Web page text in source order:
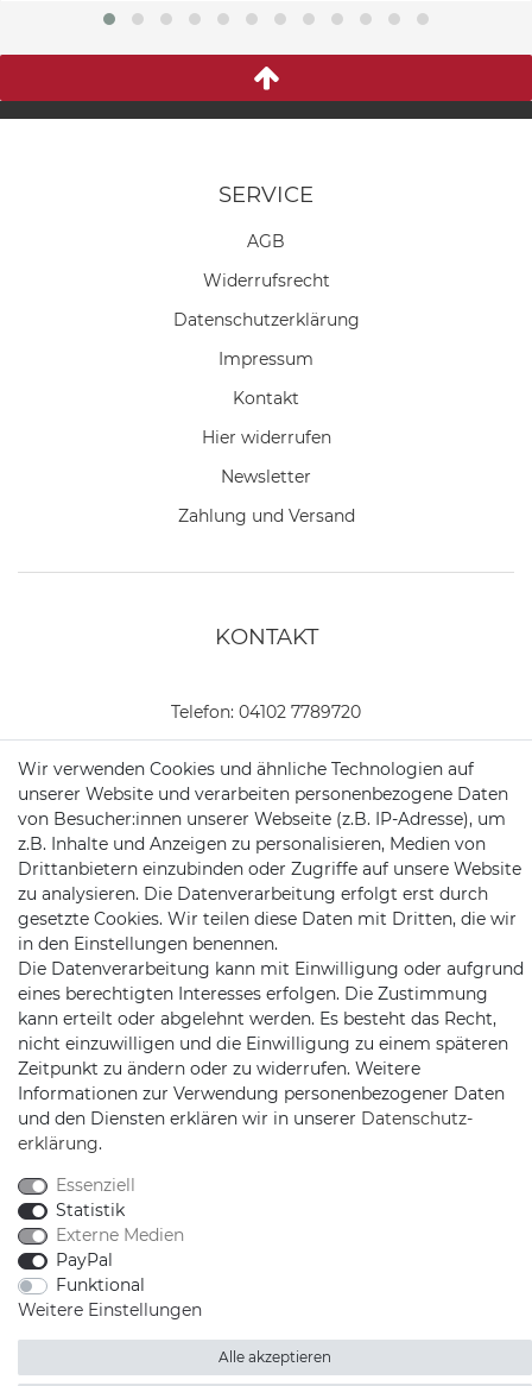
SERVICE
AGB
Widerrufs­recht
Daten­schutz­erklärung
Impressum
Kontakt
Hier widerrufen
Newsletter
Zahlung und Versand
KONTAKT
Telefon: 04102 7789720
Mail:
kundenservice@motionandsports.de
Jochim-Klindt-Str. 5
22926 Ahrensburg
Schnellversand auf Facebook
Schnellversand auf Twitter
Schnellversand auf YouTube
Schnellversand auf
Schnellversand
2026 Schnellversand
*Alle Preise inkl. MwSt., zzgl. Versandkosten
Wir verwenden Cookies und ähnliche Technologien auf
unserer Website und verarbeiten personenbezogene Daten
von Besucher:innen unserer Webseite (z.B. IP-Adresse), um
z.B. Inhalte und Anzeigen zu personalisieren, Medien von
Drittanbietern einzubinden oder Zugriffe auf unsere Website
zu analysieren. Die Datenverarbeitung erfolgt erst durch
gesetzte Cookies. Wir teilen diese Daten mit Dritten, die wir
in den Einstellungen benennen.
Die Datenverarbeitung kann mit Einwilligung oder aufgrund
eines berechtigten Interesses erfolgen. Die Zustimmung
kann erteilt oder abgelehnt werden. Es besteht das Recht,
nicht einzuwilligen und die Einwilligung zu einem späteren
Zeitpunkt zu ändern oder zu widerrufen. Weitere
Informationen zur Verwendung personenbezogener Daten
und den Diensten erklären wir in unserer Daten­schutz­
erklärung.
Essenziell
Statistik
Externe Medien
PayPal
Funktional
Weitere Einstellungen
Alle akzeptieren